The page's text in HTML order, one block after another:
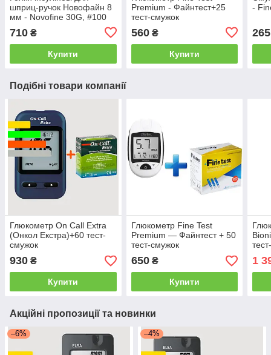
шприц-ручок Новофайн 8
мм - Novofine 30G, #100
710 ₴
Купити
Premium - Файнтест+25
тест-смужок
560₴
Купити
-
265
Подібні товари компанії
Глюкометр On Call Extra
(Онкол Екстра)+60 тест-
смужок
930 ₴
Купити
Глюкометр Fine Test
Premium — Файнтест + 50
тест-смужок
650₴
Купити
1
Акційні пропозиції та новинки
–6% –4%